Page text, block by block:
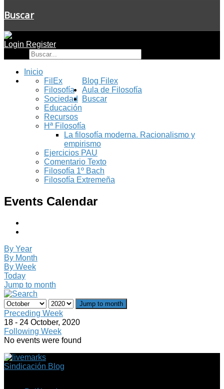
Buscar
Login Register
Inicio
Blog Filex
FilEx
Filosofía
Sociedad
Educación
Recursos
Aula de Filosofía
Hª Filosofía
La filosofía moderna. Racionalismo y
empirismo
Ejercicios PAU
Comentario Texto
Filosofía 1º Bach
Filosofía Extremeña
Buscar
Events Calendar
By Year
By Month
By Week
Today
Jump to month
Jump to month
Preceding Week
18 - 24 October, 2020
Following Week
No events were found
Sindicación Blog